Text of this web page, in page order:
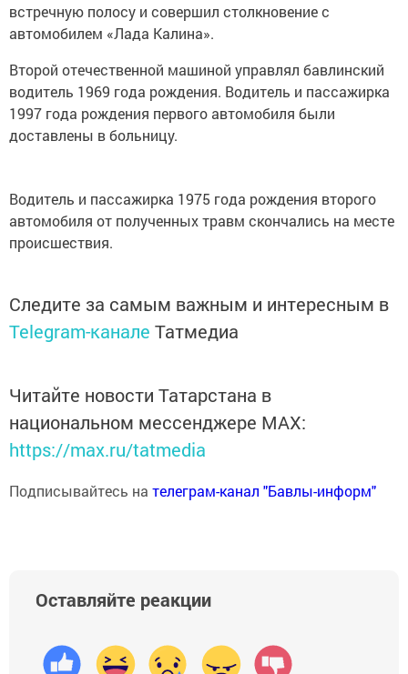
встречную полосу и совершил столкновение с
автомобилем «Лада Калина».
Второй отечественной машиной управлял бавлинский
водитель 1969 года рождения. Водитель и пассажирка
1997 года рождения первого автомобиля были
доставлены в больницу.
Водитель и пассажирка 1975 года рождения второго
автомобиля от полученных травм скончались на месте
происшествия.
Следите за самым важным и интересным в
Telegram-канале Татмедиа
Читайте новости Татарстана в
национальном мессенджере MАХ:
https://max.ru/tatmedia
Подписывайтесь на телеграм-канал "Бавлы-информ"
Оставляйте реакции